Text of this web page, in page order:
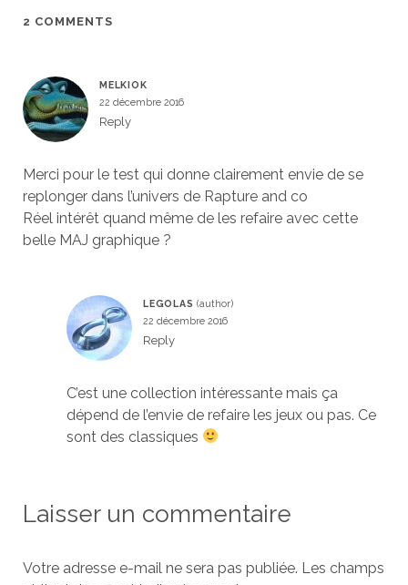
2 COMMENTS
MELKIOK
22 décembre 2016
Reply
Merci pour le test qui donne clairement envie de se
replonger dans l’univers de Rapture and co
Réel intérêt quand même de les refaire avec cette
belle MAJ graphique ?
LEGOLAS
22 décembre 2016
Reply
C’est une collection intéressante mais ça
dépend de l’envie de refaire les jeux ou pas. Ce
sont des classiques
Laisser un commentaire
Votre adresse e-mail ne sera pas publiée. Les champs